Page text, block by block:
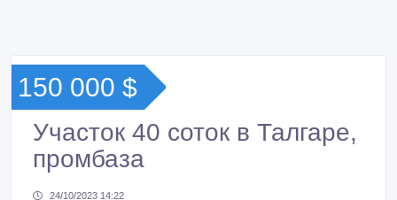
150 000 $
Участок 40 соток в Талгаре,
промбаза
24/10/2023 14:22